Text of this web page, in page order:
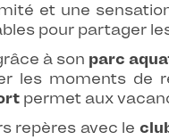
et une
pour partager
à son parc
les moments de
permet aux
repères avec le